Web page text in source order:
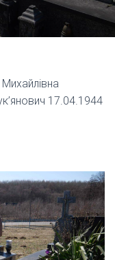
Г
17.04.1944